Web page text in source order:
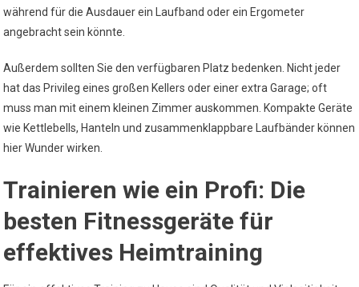
während für die Ausdauer ein Laufband oder ein Ergometer
angebracht sein könnte.
Außerdem sollten Sie den verfügbaren Platz bedenken. Nicht jeder
hat das Privileg eines großen Kellers oder einer extra Garage; oft
muss man mit einem kleinen Zimmer auskommen. Kompakte Geräte
wie Kettlebells, Hanteln und zusammenklappbare Laufbänder können
hier Wunder wirken.
Trainieren wie ein Profi: Die
besten Fitnessgeräte für
effektives Heimtraining